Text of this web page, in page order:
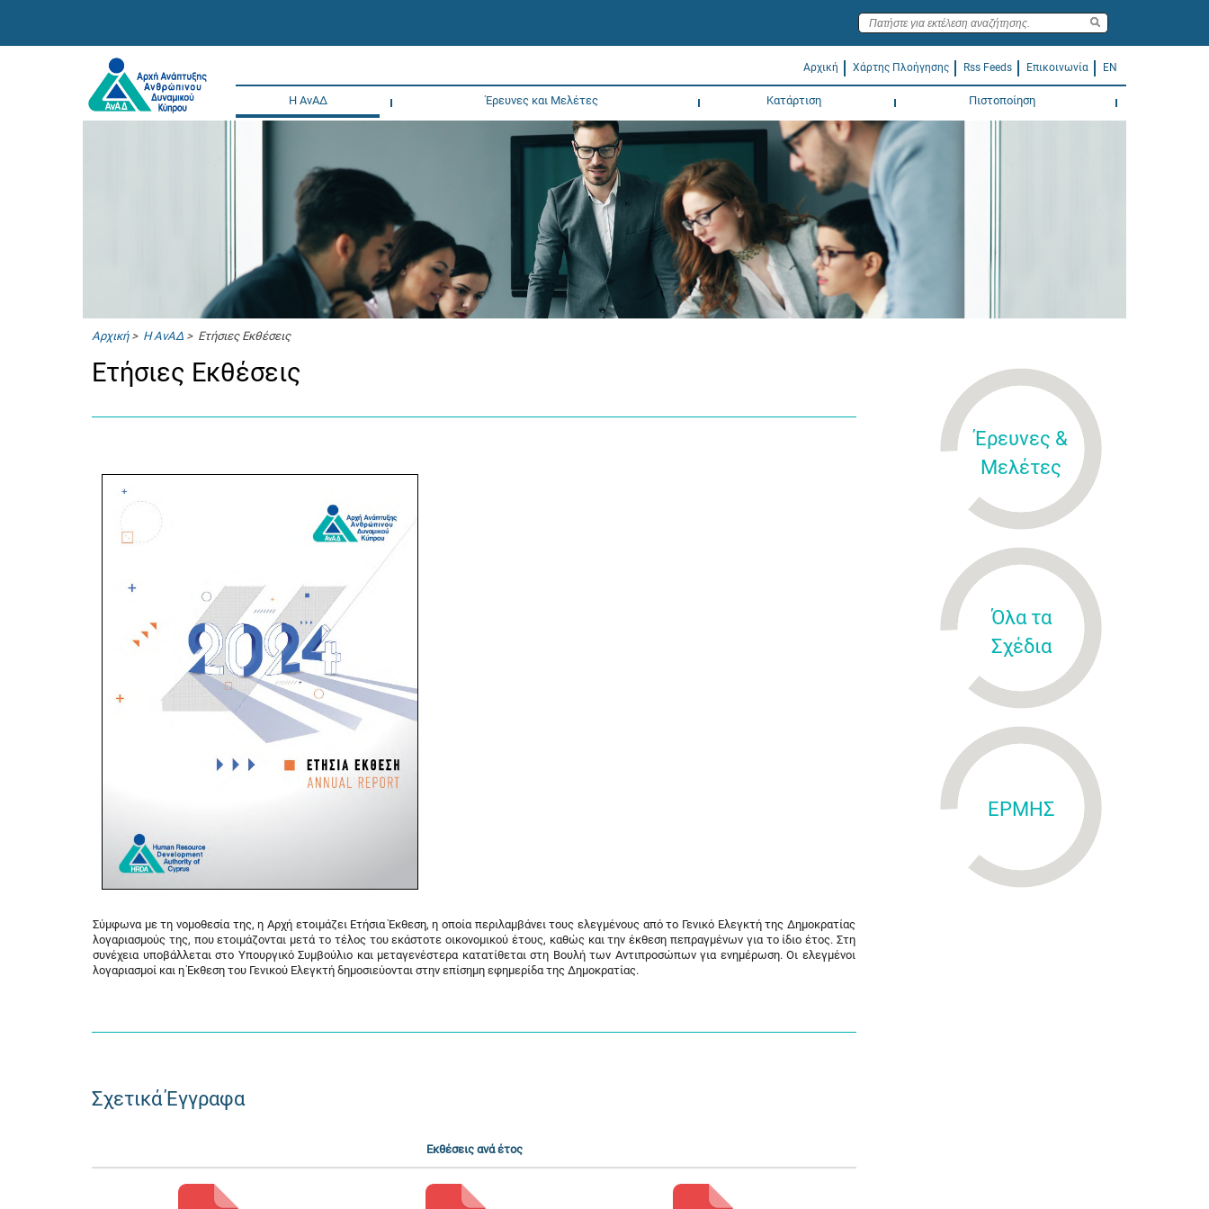
Αρχική Χάρτης Πλοήγησης Rss Feeds Επικοινωνία EN
Η ΑνΑΔ Έρευνες και Μελέτες Κατάρτιση Πιστοποίηση
Αρχική> Η ΑνΑΔ > Ετήσιες Εκθέσεις
Ετήσιες Εκθέσεις
Σύμφωνα με τη νομοθεσία της, η Αρχή ετοιμάζει Ετήσια Έκθεση, η οποία περιλαμβάνει τους ελεγμένους από το Γενικό Ελεγκτή της Δημοκρατίας
λογαριασμούς της, που ετοιμάζονται μετά το τέλος του εκάστοτε οικονομικού έτους, καθώς και την έκθεση πεπραγμένων για το ίδιο έτος. Στη
συνέχεια υποβάλλεται στο Υπουργικό Συμβούλιο και μεταγενέστερα κατατίθεται στη Βουλή των Αντιπροσώπων για ενημέρωση. Οι ελεγμένοι
λογαριασμοί και η Έκθεση του Γενικού Ελεγκτή δημοσιεύονται στην επίσημη εφημερίδα της Δημοκρατίας.
Σχετικά Έγγραφα
Εκθέσεις ανά έτος
Έρευνες &
Μελέτες
Όλα τα
Σχέδια
ΕΡΜΗΣ